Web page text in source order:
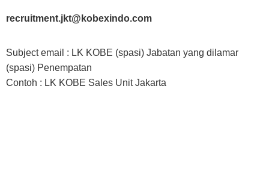
recruitment.jkt@kobexindo.com
Subject email : LK KOBE (spasi) Jabatan yang dilamar
(spasi) Penempatan
Contoh : LK KOBE Sales Unit Jakarta